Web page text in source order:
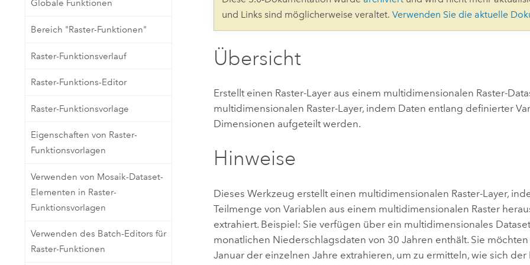
Erstellen Sie Anwendungen für
Alle Produkte
Natürliche Ressourcen
Alle Branchen
Globale Funktionen
Bereich "Raster-Funktionen"
Raster-Funktionsverlauf
Raster-Funktions-Editor
Raster-Funktionsvorlage
Eigenschaften von Raster-
Funktionsvorlagen
Verwenden von Mosaik-Dataset-
Elementen in Raster-
Funktionsvorlagen
Verwenden des Batch-Editors für
Raster-Funktionen
und Links sind möglicherweise veraltet.Verwenden Sie die aktuelle
Übersicht
Erstellt einen Raster-Layer aus einem multidimensionalen Raster-
multidimensionalen Raster-Layer, indem Daten entlang definierter
Dimensionen aufgeteilt werden.
Hinweise
Dieses Werkzeug erstellt einen multidimensionalen Raster-Layer,
Teilmenge von Variablen aus einem multidimensionalen Raster
extrahiert. Beispiel: Sie verfügen über ein multidimensionales
monatlichen Niederschlagsdaten von 30 Jahren enthält. Sie
Januar der einzelnen Jahre extrahieren, um zu ermitteln, wie sich